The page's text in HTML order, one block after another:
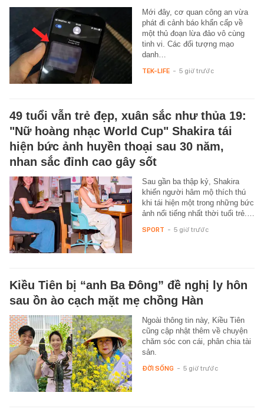
Mới đây, cơ quan công an vừa
phát đi cảnh báo khẩn cấp về
một thủ đoạn lừa đảo vô cùng
tinh vi. Các đối tượng mạo
danh…
TEK-LIFE - 5 giờ trước
49 tuổi vẫn trẻ đẹp, xuân sắc như thủa 19:
"Nữ hoàng nhạc World Cup" Shakira tái
hiện bức ảnh huyền thoại sau 30 năm,
nhan sắc đỉnh cao gây sốt
Sau gần ba thập kỷ, Shakira
khiến người hâm mộ thích thú
khi tái hiện một trong những bức
ảnh nổi tiếng nhất thời tuổi trẻ.…
SPORT - 5 giờ trước
Kiều Tiên bị “anh Ba Đông” đề nghị ly hôn
sau ồn ào cạch mặt mẹ chồng Hàn
Ngoài thông tin này, Kiều Tiên
cũng cập nhật thêm về chuyện
chăm sóc con cái, phân chia tài
sản.
ĐỜI SỐNG - 5 giờ trước